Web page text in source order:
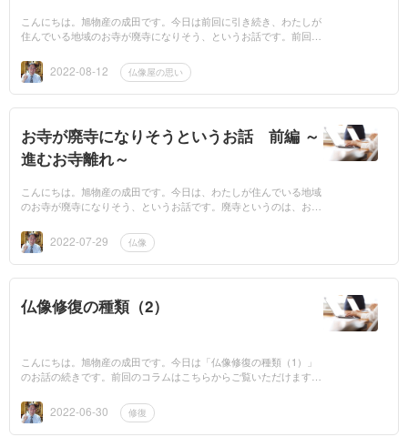
こんにちは。旭物産の成田です。今日は前回に引き続き、わたしが
住んでいる地域のお寺が廃寺になりそう、というお話です。前回の
檀家さん...2022-08-12 仏像屋の思い
お寺が廃寺になりそうというお話 前編 ～
進むお寺離れ～
こんにちは。旭物産の成田です。今日は、わたしが住んでいる地域
のお寺が廃寺になりそう、というお話です。廃寺というのは、お寺
はご住...2022-07-29 仏像
仏像修復の種類（2）
こんにちは。旭物産の成田です。今日は「仏像修復の種類（1）」
のお話の続きです。前回のコラムはこちらからご覧いただけます。
修復... 2022-06-30 修復